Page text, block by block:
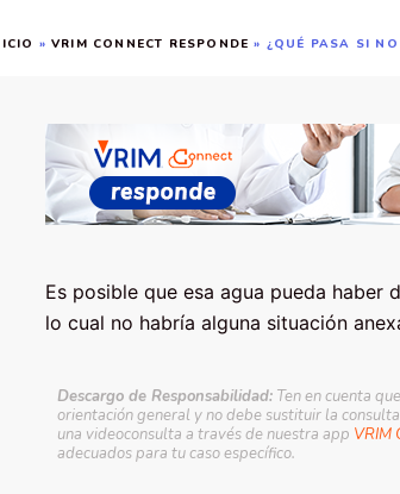
»VRIM CONNECT RESPONDE » ¿QUÉ PASA SI
Es posible que esa agua pueda
lo cual no habría alguna situación
Descargo de Responsabilidad: Ten en cuenta
orientación general y no debe sustituir la
una videoconsulta a través de nuestra app VRIM
adecuados para tu caso específico.